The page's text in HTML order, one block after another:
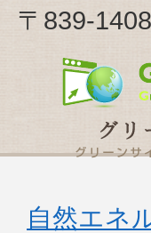
〒839-
自然エネ